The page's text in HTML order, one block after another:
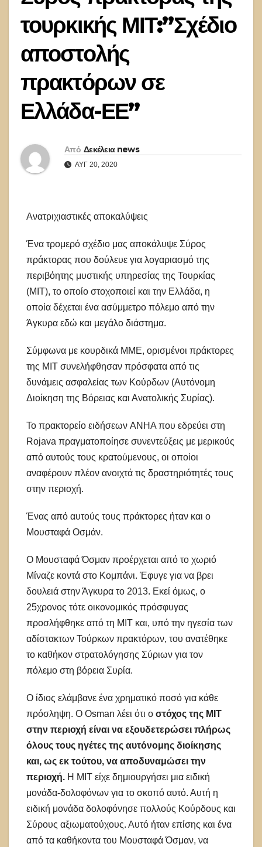
τουρκικής ΜΙΤ:”Σχέδιο
αποστολής
πρακτόρων σε
Ελλάδα-ΕΕ”
Από Δεκέλεια news
ΑΥΓ 20, 2020
Ανατριχιαστικές αποκαλύψεις
Ένα τρομερό σχέδιο μας αποκάλυψε Σύρος
πράκτορας που δούλευε για λογαριασμό της
περιβόητης μυστικής υπηρεσίας της Τουρκίας
(ΜΙΤ), το οποίο στοχοποιεί και την Ελλάδα, η
οποία δέχεται ένα ασύμμετρο πόλεμο από την
Άγκυρα εδώ και μεγάλο διάστημα.
Σύμφωνα με κουρδικά ΜΜΕ, ορισμένοι πράκτορες
της MIT συνελήφθησαν πρόσφατα από τις
δυνάμεις ασφαλείας των Κούρδων (Αυτόνομη
Διοίκηση της Βόρειας και Ανατολικής Συρίας).
Το πρακτορείο ειδήσεων ANHA που εδρεύει στη
Rojava πραγματοποίησε συνεντεύξεις με μερικούς
από αυτούς τους κρατούμενους, οι οποίοι
αναφέρουν πλέον ανοιχτά τις δραστηριότητές τους
στην περιοχή.
Ένας από αυτούς τους πράκτορες ήταν και ο
Μουσταφά Οσμάν.
Ο Μουσταφά Όσμαν προέρχεται από το χωριό
Μίναζε κοντά στο Κομπάνι. Έφυγε για να βρει
δουλειά στην Άγκυρα το 2013. Εκεί όμως, ο
25χρονος τότε οικονομικός πρόσφυγας
προσλήφθηκε από τη MIT και, υπό την ηγεσία των
αδίστακτων Τούρκων πρακτόρων, του ανατέθηκε
το καθήκον στρατολόγησης Σύριων για τον
πόλεμο στη βόρεια Συρία.
Ο ίδιος ελάμβανε ένα χρηματικό ποσό για κάθε
πρόσληψη. Ο Osman λέει ότι ο στόχος της MIT
στην περιοχή είναι να εξουδετερώσει πλήρως
όλους τους ηγέτες της αυτόνομης διοίκησης
και, ως εκ τούτου, να αποδυναμώσει την
περιοχή. Η MIT είχε δημιουργήσει μια ειδική
μονάδα-δολοφόνων για το σκοπό αυτό. Αυτή η
ειδική μονάδα δολοφόνησε πολλούς Κούρδους και
Σύρους αξιωματούχους. Αυτό ήταν επίσης και ένα
από τα καθήκοντα του Μουσταφά Όσμαν, να